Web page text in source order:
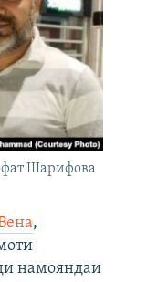
Шарифова
,
намояндаи